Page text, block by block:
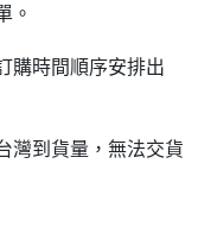
。
購時間順序安排出
灣到貨量，無法交貨